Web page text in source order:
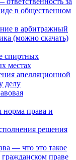
в общественном
в арбитражный
(можно скачать)
спиртных
местах
апелляционной
делу
норма права и
решения
— что это такое
праве